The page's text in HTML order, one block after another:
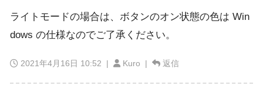
ライトモードの場合は、ボタンのオン状態の色は Win
dows の仕様なのでご了承ください。
2021年4月16日 10:52 | Kuro | 返信